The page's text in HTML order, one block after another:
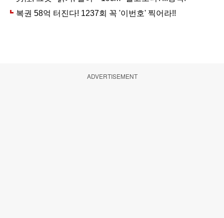
ADVERTISEMENT